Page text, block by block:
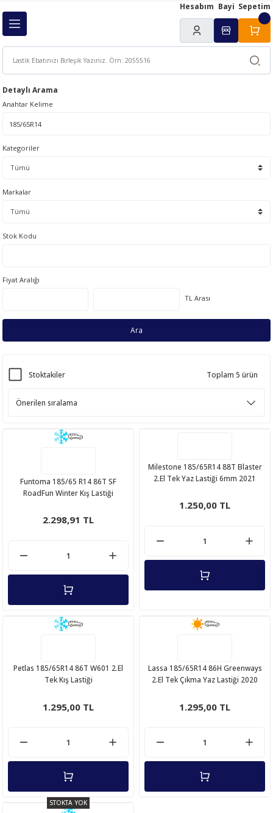
Hesabım Bayi Sepetim
Detaylı Arama
Anahtar Kelime
Kategoriler
Markalar
Stok Kodu
Fiyat Aralığı
TL Arası
Ara
Stoktakiler Toplam 5 ürün
Funtoma 185/65 R14 86T SF
RoadFun Winter Kış Lastiği
2.298,91 TL
Milestone 185/65R14 88T Blaster
2.El Tek Yaz Lastiği 6mm 2021
1.250,00 TL
Petlas 185/65R14 86T W601 2.El
Tek Kış Lastiği
1.295,00 TL
Lassa 185/65R14 86H Greenways
2.El Tek Çıkma Yaz Lastiği 2020
1.295,00 TL
STOKTA YOK